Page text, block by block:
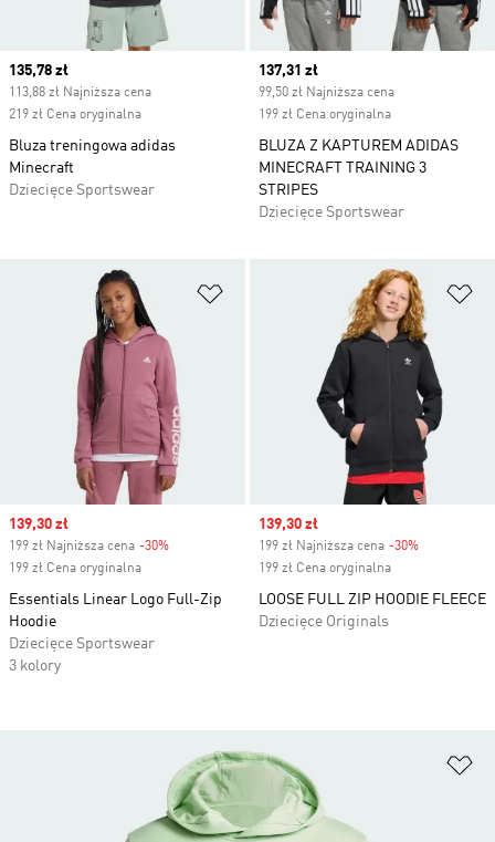
Current price
135,78 zł
113,88 zł Najniższa cena
219 zł Cena oryginalna
Bluza treningowa adidas
Minecraft
Dziecięce Sportswear
Current price
137,31 zł
99,50 zł Najniższa cena
199 zł Cena oryginalna
BLUZA Z KAPTUREM ADIDAS
MINECRAFT TRAINING 3
STRIPES
Dziecięce Sportswear
Dodaj do listy życzeń
Sale price
139,30 zł
199 zł Najniższa cena -30%
199 zł Cena oryginalna
Essentials Linear Logo Full-Zip
Hoodie
Dziecięce Sportswear
3 kolory
Sale price
139,30 zł
199 zł Najniższa cena -30%
199 zł Cena oryginalna
LOOSE FULL ZIP HOODIE FLEECE
Dziecięce Originals